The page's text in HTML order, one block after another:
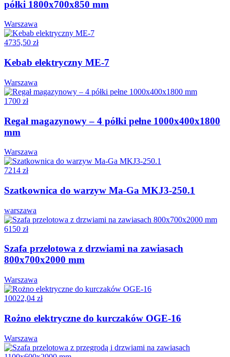
półki 1800x700x850 mm
Warszawa
4735,50 zł
Kebab elektryczny ME-7
Warszawa
1700 zł
Regał magazynowy – 4 półki pełne 1000x400x1800
mm
Warszawa
7214 zł
Szatkownica do warzyw Ma-Ga MKJ3-250.1
warszawa
6150 zł
Szafa przelotowa z drzwiami na zawiasach
800x700x2000 mm
Warszawa
10022,04 zł
Rożno elektryczne do kurczaków OGE-16
Warszawa